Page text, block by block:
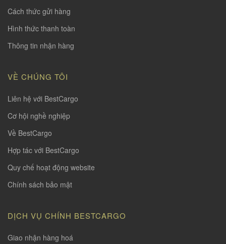
Cách thức gửi hàng
Hình thức thanh toàn
Thông tin nhận hàng
VỀ CHÚNG TÔI
Liên hệ với BestCargo
Cơ hội nghề nghiệp
Về BestCargo
Hợp tác với BestCargo
Quy chế hoạt động website
Chính sách bảo mật
DỊCH VỤ CHÍNH BESTCARGO
Giao nhận hàng hoá